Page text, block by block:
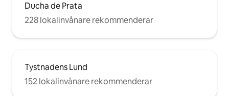
Ducha de Prata
228 lokalinvånare rekommenderar
Tystnadens Lund
152 lokalinvånare rekommenderar